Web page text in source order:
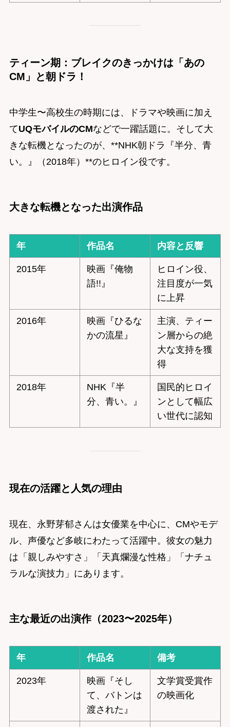
ティーン期：ブレイクのきっかけは「あの
CM」と朝ドラ！
中学生〜高校生の時期には、ドラマや映画に加え
てUQモバイルのCMなどで一躍話題に。そして大
きな転機となったのが、**NHK朝ドラ『半分、青
い。』（2018年）**のヒロイン役です。
大きな転機となった出演作品
年 作品名 内容と反響
2015年
映画『俺物
語!!』
ヒロイン役、
注目度が一気
に上昇
2016年
映画『ひるな
かの流星』
主演、ティー
ン層からの絶
大な支持を獲
得
2018年
NHK『半
分、青い。』
国民的ヒロイ
ンとして幅広
い世代に認知
現在の活躍と人気の理由
現在、永野芽郁さんは女優業を中心に、CMやモデ
ル、声優など多岐にわたって活躍中。彼女の魅力
は「親しみやすさ」「天真爛漫な性格」「ナチュ
ラルな演技力」にあります。
主な最近の出演作（2023〜2025年）
年 作品名 備考
2023年
映画『そし
て、バトンは
渡された』
文学賞受賞作
の映画化